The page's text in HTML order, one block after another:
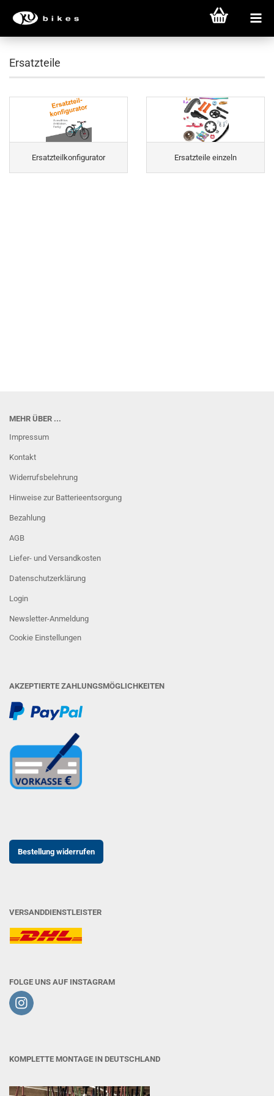
Ersatzteile
Ersatzteilkonfigurator Ersatzteile einzeln
MEHR ÜBER ...
Impressum
Kontakt
Widerrufsbelehrung
Hinweise zur Batterieentsorgung
Bezahlung
AGB
Liefer- und Versandkosten
Datenschutzerklärung
Login
Newsletter-Anmeldung
Cookie Einstellungen
AKZEPTIERTE ZAHLUNGSMÖGLICHKEITEN
Bestellung widerrufen
VERSANDDIENSTLEISTER
FOLGE UNS AUF INSTAGRAM
KOMPLETTE MONTAGE IN DEUTSCHLAND